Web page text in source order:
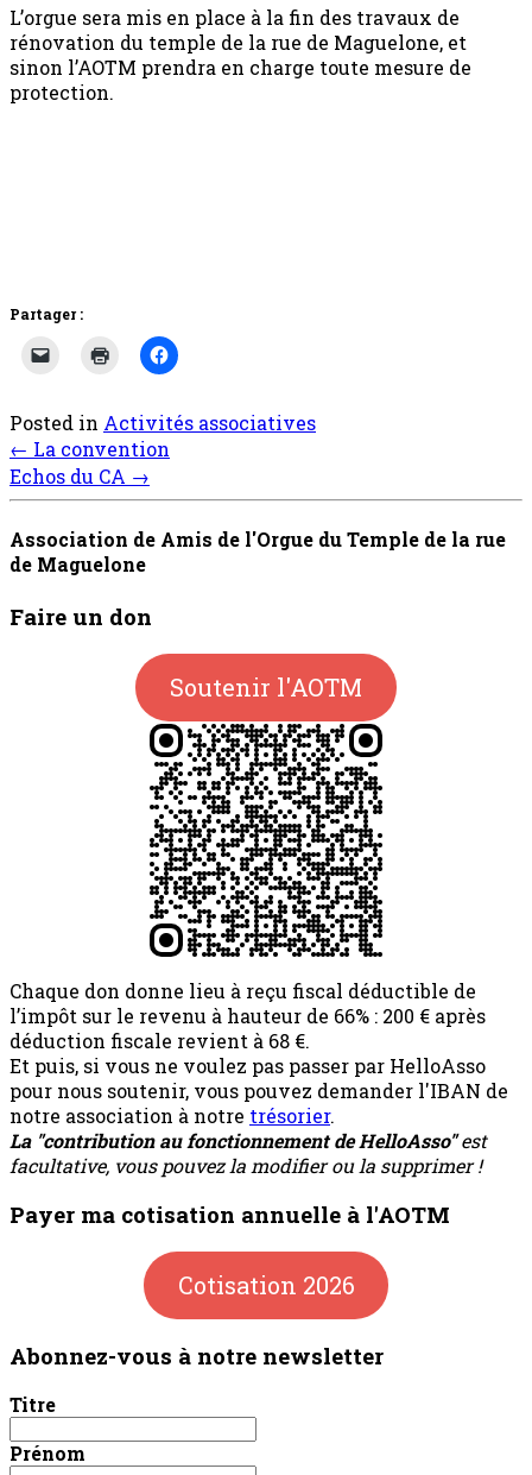
L’orgue sera mis en place à la fin des travaux de
rénovation du temple de la rue de Maguelone, et
sinon l’AOTM prendra en charge toute mesure de
protection.
Partager :
Posted in Activités associatives
Post
navigation
← La convention
Echos du CA →
Association de Amis de l'Orgue du Temple de la rue
de Maguelone
Faire un don
Soutenir l'AOTM
Chaque don donne lieu à reçu fiscal déductible de
l’impôt sur le revenu à hauteur de 66% : 200 € après
déduction fiscale revient à 68 €.
Et puis, si vous ne voulez pas passer par HelloAsso
pour nous soutenir, vous pouvez demander l'IBAN de
notre association à notre trésorier.
La "contribution au fonctionnement de HelloAsso"est
facultative, vous pouvez la modifier ou la supprimer !
Payer ma cotisation annuelle à l'AOTM
Cotisation 2026
Abonnez-vous à notre newsletter
Titre
Prénom